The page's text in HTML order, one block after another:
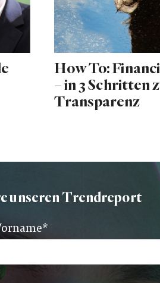
How To:
– in 3 Schritten
Transparenz
unseren Trendreport
*